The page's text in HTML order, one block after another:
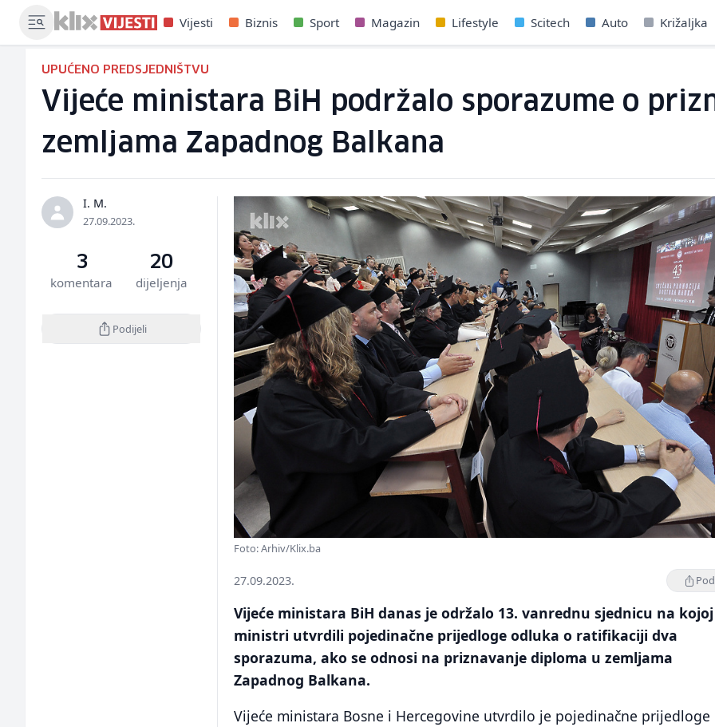
Vijesti Biznis Sport Magazin Lifestyle Scitech Auto Križaljka
UPUĆENO PREDSJEDNIŠTVU
Vijeće ministara BiH podržalo sporazume o
zemljama Zapadnog Balkana
I. M.
27.09.2023.
3
komentara
20
dijeljenja
Podijeli
Foto: Arhiv/Klix.ba
27.09.2023.
Vijeće ministara BiH danas je održalo 13. vanrednu sjednicu na
ministri utvrdili pojedinačne prijedloge odluka o ratifikaciji dva
sporazuma, ako se odnosi na priznavanje diploma u zemljama
Zapadnog Balkana.
Vijeće ministara Bosne i Hercegovine utvrdilo je pojedinačne prijedloge